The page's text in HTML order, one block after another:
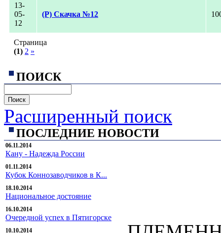
13-
05-
12
(Р) Скачка №12
Страница
(1) 2 »
ПОИСК
Расширенный поиск
ПОСЛЕДНИЕ НОВОСТИ
06.11.2014
Кану - Надежда России
01.11.2014
Кубок Коннозаводчиков в К...
18.10.2014
Национальное достояние
16.10.2014
Очередной успех в Пятигорске
10.10.2014